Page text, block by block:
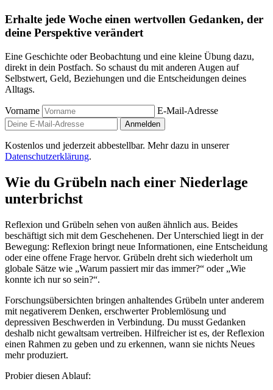
Erhalte jede Woche einen wertvollen Gedanken, der
deine Perspektive verändert
Eine Geschichte oder Beobachtung und eine kleine Übung dazu,
direkt in dein Postfach. So schaust du mit anderen Augen auf
Selbstwert, Geld, Beziehungen und die Entscheidungen deines
Alltags.
Vorname E-Mail-Adresse
Anmelden
Kostenlos und jederzeit abbestellbar. Mehr dazu in unserer
Datenschutzerklärung.
Wie du Grübeln nach einer Niederlage
unterbrichst
Reflexion und Grübeln sehen von außen ähnlich aus. Beides
beschäftigt sich mit dem Geschehenen. Der Unterschied liegt in der
Bewegung: Reflexion bringt neue Informationen, eine Entscheidung
oder eine offene Frage hervor. Grübeln dreht sich wiederholt um
globale Sätze wie „Warum passiert mir das immer?“ oder „Wie
konnte ich nur so sein?“.
Forschungsübersichten bringen anhaltendes Grübeln unter anderem
mit negativerem Denken, erschwerter Problemlösung und
depressiven Beschwerden in Verbindung. Du musst Gedanken
deshalb nicht gewaltsam vertreiben. Hilfreicher ist es, der Reflexion
einen Rahmen zu geben und zu erkennen, wann sie nichts Neues
mehr produziert.
Probier diesen Ablauf: